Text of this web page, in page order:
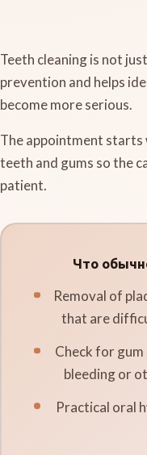
Teeth cleaning is not
prevention and helps
become more serious.
The appointment starts
teeth and gums so the
patient.
Что
Removal of
that are
Check for
bleeding or
Practical oral